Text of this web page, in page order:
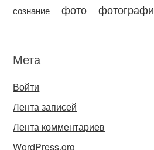
сознание
фото
Мета
Войти
Лента записей
Лента комментариев
WordPress.org